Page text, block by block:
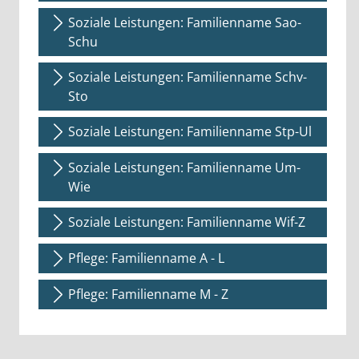
Soziale Leistungen: Familienname Sao-
Schu
Soziale Leistungen: Familienname Schv-
Sto
Soziale Leistungen: Familienname Stp-Ul
Soziale Leistungen: Familienname Um-
Wie
Soziale Leistungen: Familienname Wif-Z
Pflege: Familienname A - L
Pflege: Familienname M - Z